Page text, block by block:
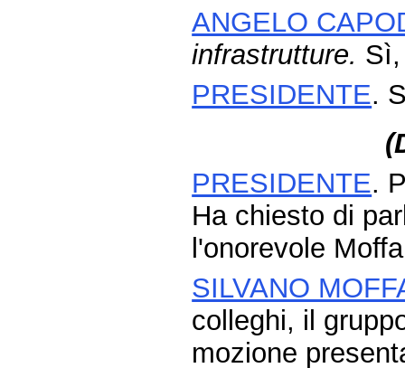
ANGELO
infrastrutture.
PRESIDENTE.
PRESIDENTE.
Ha chiesto di
l'onorevole
SILVANO
colleghi, il
mozione